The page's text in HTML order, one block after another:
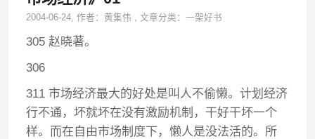
2004-06-24, 作者：黄集伟 ,文章分类：一架好书
305 赵晓著。
306
311 市场经济最大的好处是叫人不偷懒。计划经济
行不通，坏就坏在没有激励机制，干好干坏一个
样。而在自由市场制度下，懒人是没法活的。所